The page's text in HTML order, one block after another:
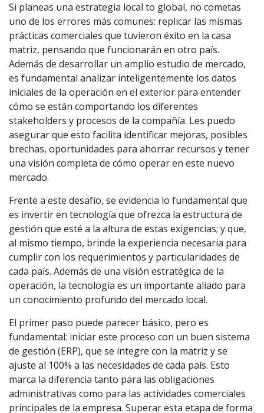
Si planeas una estrategia local to global, no cometas
uno de los errores más comunes: replicar las mismas
prácticas comerciales que tuvieron éxito en la casa
matriz, pensando que funcionarán en otro país.
Además de desarrollar un amplio estudio de mercado,
es fundamental analizar inteligentemente los datos
iniciales de la operación en el exterior para entender
cómo se están comportando los diferentes
stakeholders y procesos de la compañía. Les puedo
asegurar que esto facilita identificar mejoras, posibles
brechas, oportunidades para ahorrar recursos y tener
una visión completa de cómo operar en este nuevo
mercado.
Frente a este desafío, se evidencia lo fundamental que
es invertir en tecnología que ofrezca la estructura de
gestión que esté a la altura de estas exigencias; y que,
al mismo tiempo, brinde la experiencia necesaria para
cumplir con los requerimientos y particularidades de
cada país. Además de una visión estratégica de la
operación, la tecnología es un importante aliado para
un conocimiento profundo del mercado local.
El primer paso puede parecer básico, pero es
fundamental: iniciar este proceso con un buen sistema
de gestión (ERP), que se integre con la matriz y se
ajuste al 100% a las necesidades de cada país. Esto
marca la diferencia tanto para las obligaciones
administrativas como para las actividades comerciales
principales de la empresa. Superar esta etapa de forma